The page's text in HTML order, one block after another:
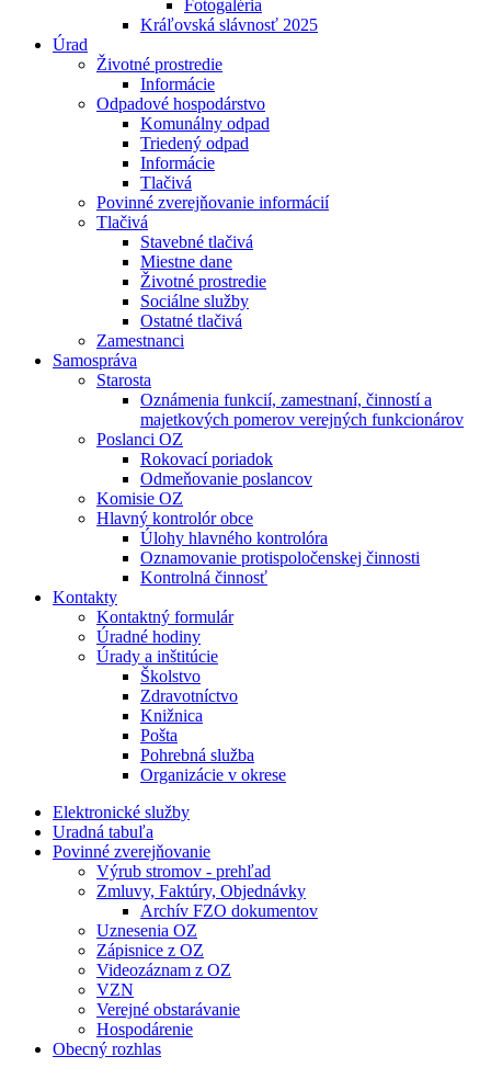
Fotogaléria
Kráľovská slávnosť 2025
Úrad
Životné prostredie
Informácie
Odpadové hospodárstvo
Komunálny odpad
Triedený odpad
Informácie
Tlačivá
Povinné zverejňovanie informácií
Tlačivá
Stavebné tlačivá
Miestne dane
Životné prostredie
Sociálne služby
Ostatné tlačivá
Zamestnanci
Samospráva
Starosta
Oznámenia funkcií, zamestnaní, činností a
majetkových pomerov verejných funkcionárov
Poslanci OZ
Rokovací poriadok
Odmeňovanie poslancov
Komisie OZ
Hlavný kontrolór obce
Úlohy hlavného kontrolóra
Oznamovanie protispoločenskej činnosti
Kontrolná činnosť
Kontakty
Kontaktný formulár
Úradné hodiny
Úrady a inštitúcie
Školstvo
Zdravotníctvo
Knižnica
Pošta
Pohrebná služba
Organizácie v okrese
Elektronické služby
Uradná tabuľa
Povinné zverejňovanie
Výrub stromov - prehľad
Zmluvy, Faktúry, Objednávky
Archív FZO dokumentov
Uznesenia OZ
Zápisnice z OZ
Videozáznam z OZ
VZN
Verejné obstarávanie
Hospodárenie
Obecný rozhlas